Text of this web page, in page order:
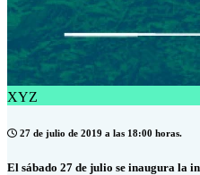
XYZ
27 de julio de 2019 a las 18:00 horas.
El sábado 27 de julio se inaugura la